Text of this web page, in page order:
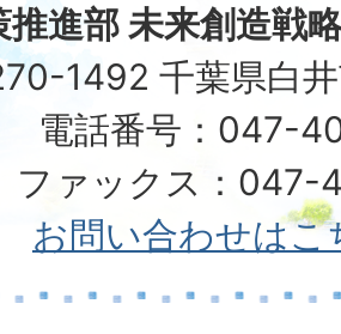
推進部 未来創造戦
1492 千葉県白
電話番号：047-
ファックス：047-
お問い合わせはこ